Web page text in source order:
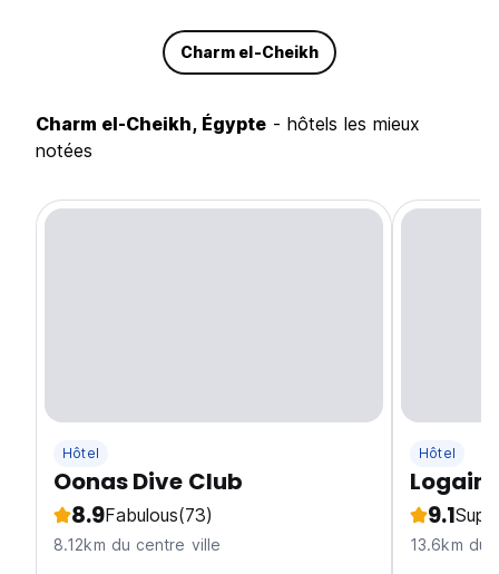
Charm el-Cheikh
Charm el-Cheikh, Égypte - hôtels les mieux
notées
Hôtel
Oonas Dive Club
8.9Fabulous(73)
8.12km du centre ville
Hôtel
9.1
13.6km du